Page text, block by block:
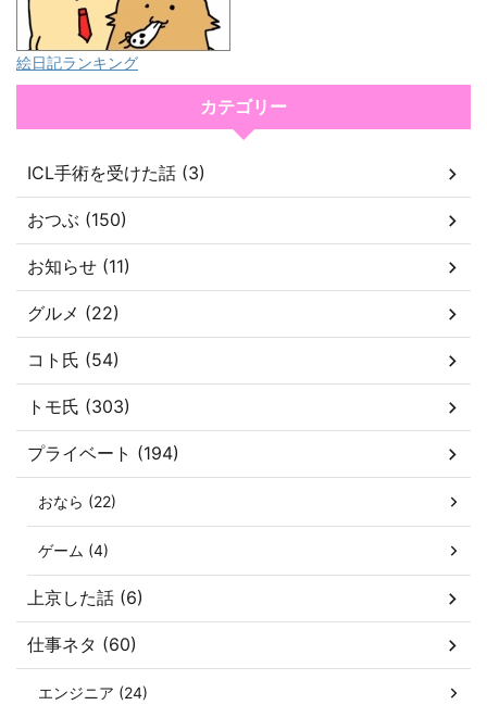
絵日記ランキング
カテゴリー
ICL手術を受けた話 (3)
おつぶ (150)
お知らせ (11)
グルメ (22)
コト氏 (54)
トモ氏 (303)
プライベート (194)
おなら (22)
ゲーム (4)
上京した話 (6)
仕事ネタ (60)
エンジニア (24)